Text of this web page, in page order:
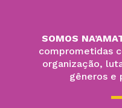
SOMOS
comprometidas
organização,
gêneros e